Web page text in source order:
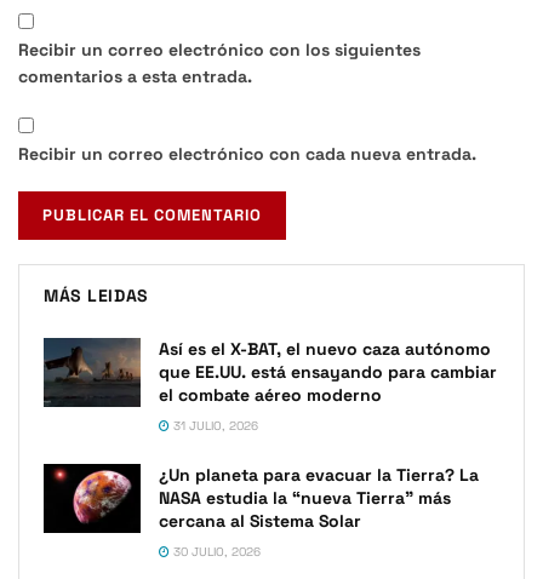
Recibir un correo electrónico con los siguientes
comentarios a esta entrada.
Recibir un correo electrónico con cada nueva entrada.
MÁS LEIDAS
Así es el X-BAT, el nuevo caza autónomo
que EE.UU. está ensayando para cambiar
el combate aéreo moderno
31 JULIO, 2026
¿Un planeta para evacuar la Tierra? La
NASA estudia la “nueva Tierra” más
cercana al Sistema Solar
30 JULIO, 2026